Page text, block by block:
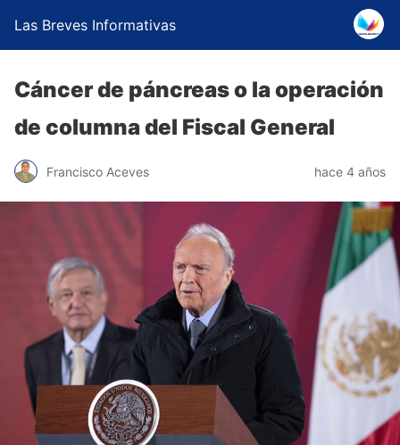
Las Breves Informativas
Cáncer de páncreas o la operación
de columna del Fiscal General
Francisco Aceves hace 4 años